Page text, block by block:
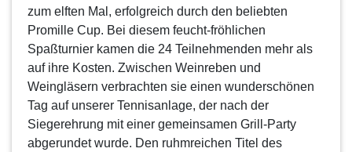
zum elften Mal, erfolgreich durch den beliebten
Promille Cup. Bei diesem feucht-fröhlichen
Spaßturnier kamen die 24 Teilnehmenden mehr als
auf ihre Kosten. Zwischen Weinreben und
Weingläsern verbrachten sie einen wunderschönen
Tag auf unserer Tennisanlage, der nach der
Siegerehrung mit einer gemeinsamen Grill-Party
abgerundet wurde. Den ruhmreichen Titel des